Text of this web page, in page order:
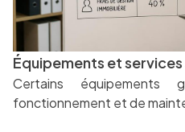
Équipements et
Certains
fonctionnement et de